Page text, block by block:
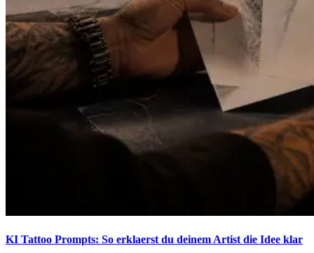
KI Tattoo Prompts: So erklaerst du deinem Artist die Idee klar